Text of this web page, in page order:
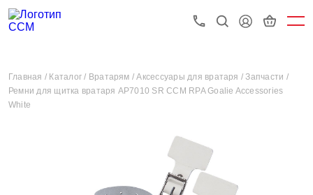
Главная / Каталог / Вратарям /Аксессуары для вратаря /Запчасти /
Ремни для щитка вратаря AP7010 SR CCM RPA Goalie Accessories
White